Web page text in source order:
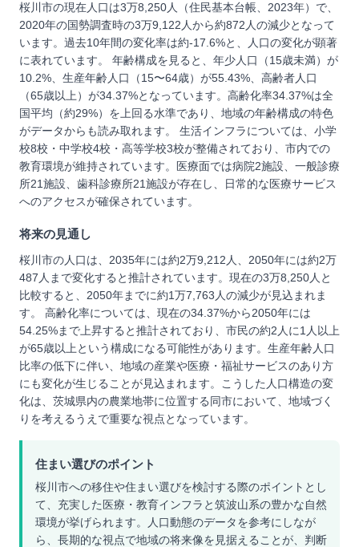
桜川市の現在人口は3万8,250人（住民基本台帳、2023年）で、
2020年の国勢調査時の3万9,122人から約872人の減少となって
います。過去10年間の変化率は約-17.6%と、人口の変化が顕著
に表れています。 年齢構成を見ると、年少人口（15歳未満）が
10.2%、生産年齢人口（15〜64歳）が55.43%、高齢者人口
（65歳以上）が34.37%となっています。高齢化率34.37%は全
国平均（約29%）を上回る水準であり、地域の年齢構成の特色
がデータからも読み取れます。 生活インフラについては、小学
校8校・中学校4校・高等学校3校が整備されており、市内での
教育環境が維持されています。医療面では病院2施設、一般診療
所21施設、歯科診療所21施設が存在し、日常的な医療サービス
へのアクセスが確保されています。
将来の見通し
桜川市の人口は、2035年には約2万9,212人、2050年には約2万
487人まで変化すると推計されています。現在の3万8,250人と
比較すると、2050年までに約1万7,763人の減少が見込まれま
す。 高齢化率については、現在の34.37%から2050年には
54.25%まで上昇すると推計されており、市民の約2人に1人以上
が65歳以上という構成になる可能性があります。生産年齢人口
比率の低下に伴い、地域の産業や医療・福祉サービスのあり方
にも変化が生じることが見込まれます。こうした人口構造の変
化は、茨城県内の農業地帯に位置する同市において、地域づく
りを考えるうえで重要な視点となっています。
住まい選びのポイント
桜川市への移住や住まい選びを検討する際のポイントとし
て、充実した医療・教育インフラと筑波山系の豊かな自然
環境が挙げられます。人口動態のデータを参考にしなが
ら、長期的な視点で地域の将来像を見据えることが、判断